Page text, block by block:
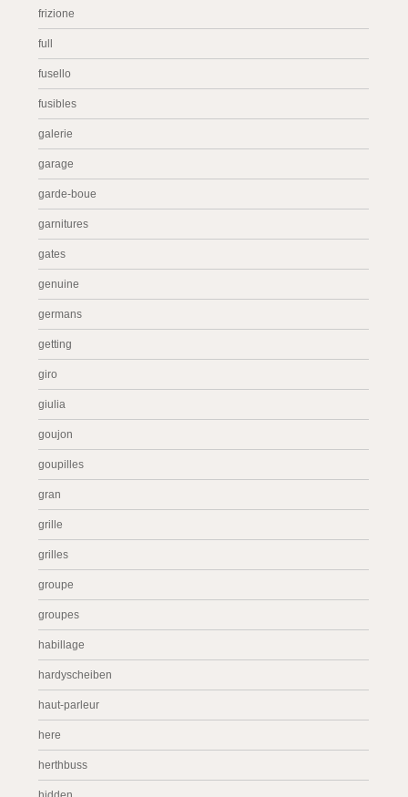
frizione
full
fusello
fusibles
galerie
garage
garde-boue
garnitures
gates
genuine
germans
getting
giro
giulia
goujon
goupilles
gran
grille
grilles
groupe
groupes
habillage
hardyscheiben
haut-parleur
here
herthbuss